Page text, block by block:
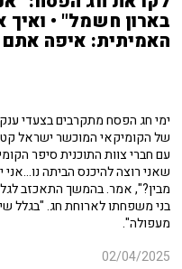
בארון חשמל" •
האמיתית: איפה
ימי חג הפסח מתקרבים בצעדי ענק,
של הקומיקאי המוכשר ישראל
עם חברי צוות התוכנית סיפר
שאני רוצה להיכנס הביתה
מבין?", אמר. בהמשך התאכזב
בני משפחתו לארוחת חג. "בגלל
מעפולה".
02/04/2025